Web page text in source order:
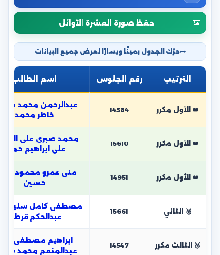
حفظ صورة العشرة الأوائل
حرّك الجدول يمينًا ويسارًا لعرض جميع البيانات
الترتيب رقم الجلوس اسم الطالب
👑 الأول مكرر 14584
عبدالرحمن محمد
خاطر محمد
👑 الأول مكرر 15610
محمد صبرى على
على ابراهيم حمده
👑 الأول مكرر 14951
منى عمرو محمود
حسين
🥈 الثاني 15661
مصطفى كامل سليم
عبدالحكم قرطام
🥉 الثالث مكرر 14547
ابراهيم مصطفى
عبدالمنعم محمد